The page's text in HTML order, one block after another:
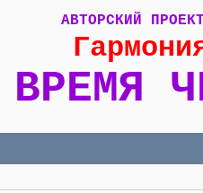
АВТОРСКИЙ
ВРЕМЯ